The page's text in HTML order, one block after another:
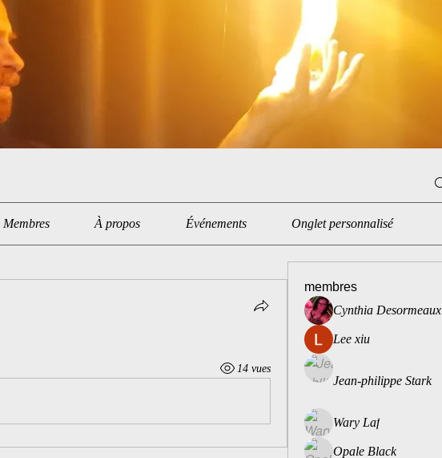
Membres À propos Événements Onglet personnalisé
14 vues
membres
Cynthia Desormeaux
Lee xiu
Jean-philippe Stark
Wary Laf
Opale Black